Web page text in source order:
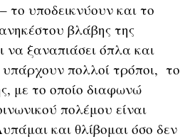
υποδεικνύουν και το
βλάβης της
να ξαναπιάσει όπλα και
υπάρχουν πολλοί τρόποι, το
με το οποίο διαφωνώ
πολέμου είναι
και θλίβομαι όσο δεν